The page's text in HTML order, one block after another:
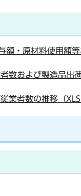
・原材料使用額
数および製造品出
業者数の推移（XLS